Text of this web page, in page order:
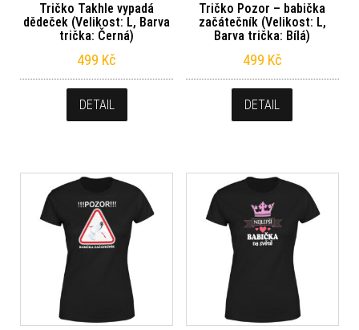
Tričko Takhle vypadá
dědeček (Velikost: L, Barva
trička: Černá)
499 Kč
DETAIL
Tričko Pozor – babička
začátečník (Velikost: L,
Barva trička: Bílá)
499 Kč
DETAIL